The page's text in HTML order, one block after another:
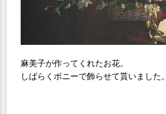
麻美子が作ってくれたお花。
しばらくポニーで飾らせて貰いました。